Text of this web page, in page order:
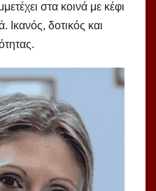
στα κοινά με κέφι
Ικανός, δοτικός και